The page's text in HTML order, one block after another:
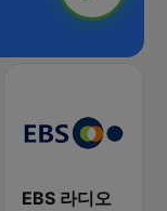
EBS 라디오